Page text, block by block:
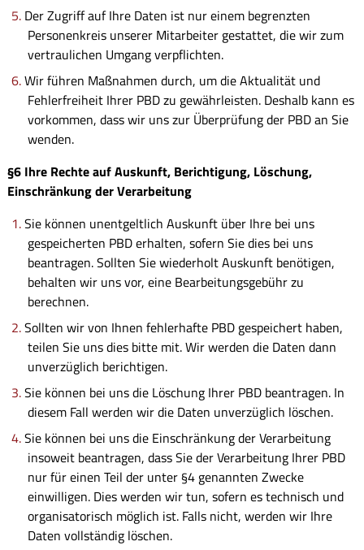
Der Zugriff auf Ihre Daten ist nur einem begrenzten
Personenkreis unserer Mitarbeiter gestattet, die wir zum
vertraulichen Umgang verpflichten.
Wir führen Maßnahmen durch, um die Aktualität und
Fehlerfreiheit Ihrer PBD zu gewährleisten. Deshalb kann es
vorkommen, dass wir uns zur Überprüfung der PBD an Sie
wenden.
§6 Ihre Rechte auf Auskunft, Berichtigung, Löschung,
Einschränkung der Verarbeitung
Sie können unentgeltlich Auskunft über Ihre bei uns
gespeicherten PBD erhalten, sofern Sie dies bei uns
beantragen. Sollten Sie wiederholt Auskunft benötigen,
behalten wir uns vor, eine Bearbeitungsgebühr zu
berechnen.
Sollten wir von Ihnen fehlerhafte PBD gespeichert haben,
teilen Sie uns dies bitte mit. Wir werden die Daten dann
unverzüglich berichtigen.
Sie können bei uns die Löschung Ihrer PBD beantragen. In
diesem Fall werden wir die Daten unverzüglich löschen.
Sie können bei uns die Einschränkung der Verarbeitung
insoweit beantragen, dass Sie der Verarbeitung Ihrer PBD
nur für einen Teil der unter §4 genannten Zwecke
einwilligen. Dies werden wir tun, sofern es technisch und
organisatorisch möglich ist. Falls nicht, werden wir Ihre
Daten vollständig löschen.